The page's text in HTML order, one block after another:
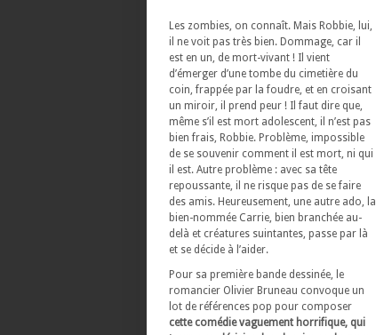
Les zombies, on connaît. Mais Robbie, lui,
il ne voit pas très bien. Dommage, car il
est en un, de mort-vivant ! Il vient
d’émerger d’une tombe du cimetière du
coin, frappée par la foudre, et en croisant
un miroir, il prend peur ! Il faut dire que,
même s’il est mort adolescent, il n’est pas
bien frais, Robbie. Problème, impossible
de se souvenir comment il est mort, ni qui
il est. Autre problème : avec sa tête
repoussante, il ne risque pas de se faire
des amis. Heureusement, une autre ado, la
bien-nommée Carrie, bien branchée au-
delà et créatures suintantes, passe par là
et se décide à l’aider.
Pour sa première bande dessinée, le
romancier Olivier Bruneau convoque un
lot de références pop pour composer
cette comédie vaguement horrifique, qui